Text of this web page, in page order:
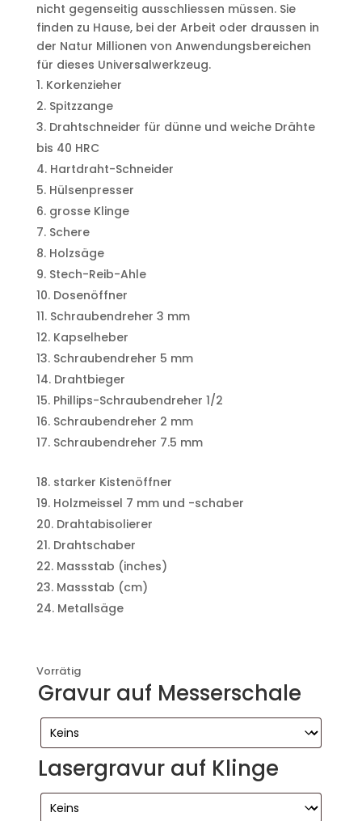
nicht gegenseitig ausschliessen müssen. Sie
finden zu Hause, bei der Arbeit oder draussen in
der Natur Millionen von Anwendungsbereichen
für dieses Universalwerkzeug.
Korkenzieher
Spitzzange
Drahtschneider für dünne und weiche Drähte
bis 40 HRC
Hartdraht-Schneider
Hülsenpresser
grosse Klinge
Schere
Holzsäge
Stech-Reib-Ahle
Dosenöffner
Schraubendreher 3 mm
Kapselheber
Schraubendreher 5 mm
Drahtbieger
Phillips-Schraubendreher 1/2
Schraubendreher 2 mm
Schraubendreher 7.5 mm
starker Kistenöffner
Holzmeissel 7 mm und -schaber
Drahtabisolierer
Drahtschaber
Massstab (inches)
Massstab (cm)
Metallsäge
Vorrätig
Gravur auf Messerschale
Lasergravur auf Klinge